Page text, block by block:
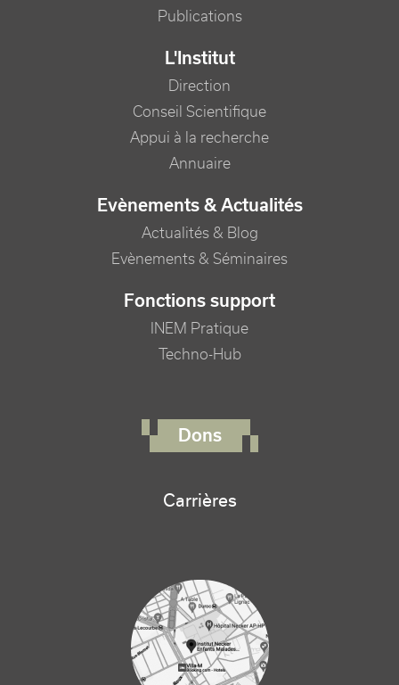
Publications
L'Institut
Direction
Conseil Scientifique
Appui à la recherche
Annuaire
Evènements & Actualités
Actualités & Blog
Evènements & Séminaires
Fonctions support
INEM Pratique
Techno-Hub
Dons
Carrières